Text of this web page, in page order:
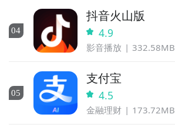
04
抖音火山版
4.9
影音播放 332.58MB
05
支付宝
4.5
金融理财 173.72MB